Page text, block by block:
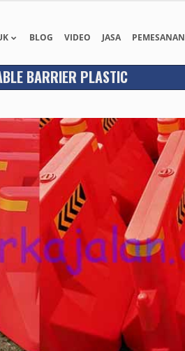
BLOG VIDEO JASA PEMESANAN
BARRIER PLASTIC